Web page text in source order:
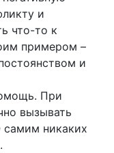
и
что-то к
примером –
и
При
вызывать
никаких